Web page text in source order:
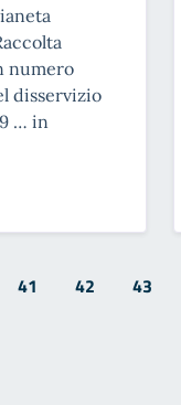
numero
disservizio
… in
41 42 43